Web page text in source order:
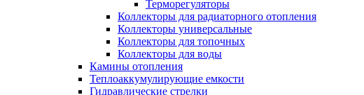
Терморегуляторы
Коллекторы для радиаторного отопления
Коллекторы универсальные
Коллекторы для топочных
Коллекторы для воды
Камины отопления
Теплоаккумулирующие емкости
Гидравлические стрелки